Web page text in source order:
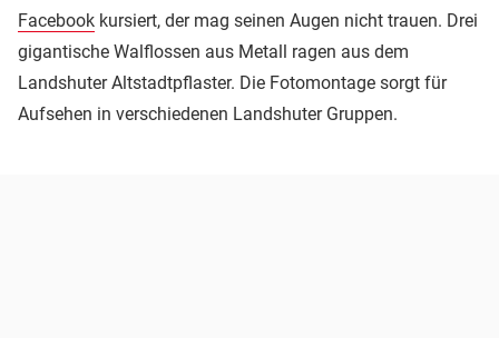
Facebook kursiert, der mag seinen Augen nicht trauen. Drei
gigantische Walflossen aus Metall ragen aus dem
Landshuter Altstadtpflaster. Die Fotomontage sorgt für
Aufsehen in verschiedenen Landshuter Gruppen.